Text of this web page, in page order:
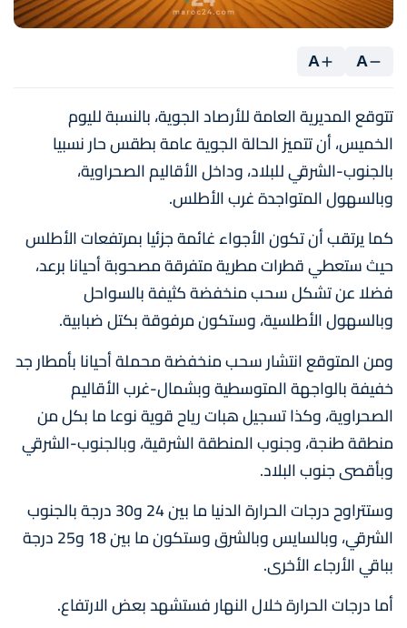
A
A
تتوقع المديرية العامة للأرصاد الجوية، بالنسبة لليوم
الخميس، أن تتميز الحالة الجوية عامة بطقس حار نسبيا
بالجنوب-الشرقي للبلاد، وداخل الأقاليم الصحراوية،
وبالسهول المتواجدة غرب الأطلس.
كما يرتقب أن تكون الأجواء غائمة جزئيا بمرتفعات الأطلس
حيث ستعطي قطرات مطرية متفرقة مصحوبة أحيانا برعد،
فضلا عن تشكل سحب منخفضة كثيفة بالسواحل
وبالسهول الأطلسية، وستكون مرفوقة بكتل ضبابية.
ومن المتوقع انتشار سحب منخفضة محملة أحيانا بأمطار جد
خفيفة بالواجهة المتوسطية وبشمال-غرب الأقاليم
الصحراوية، وكذا تسجيل هبات رياح قوية نوعا ما بكل من
منطقة طنجة، وجنوب المنطقة الشرقية، وبالجنوب-الشرقي
وبأقصى جنوب البلاد.
وستتراوح درجات الحرارة الدنيا ما بين 24 و30 درجة بالجنوب
الشرقي، وبالسايس وبالشرق وستكون ما بين 18 و25 درجة
بباقي الأرجاء الأخرى.
أما درجات الحرارة خلال النهار فستشهد بعض الارتفاع.